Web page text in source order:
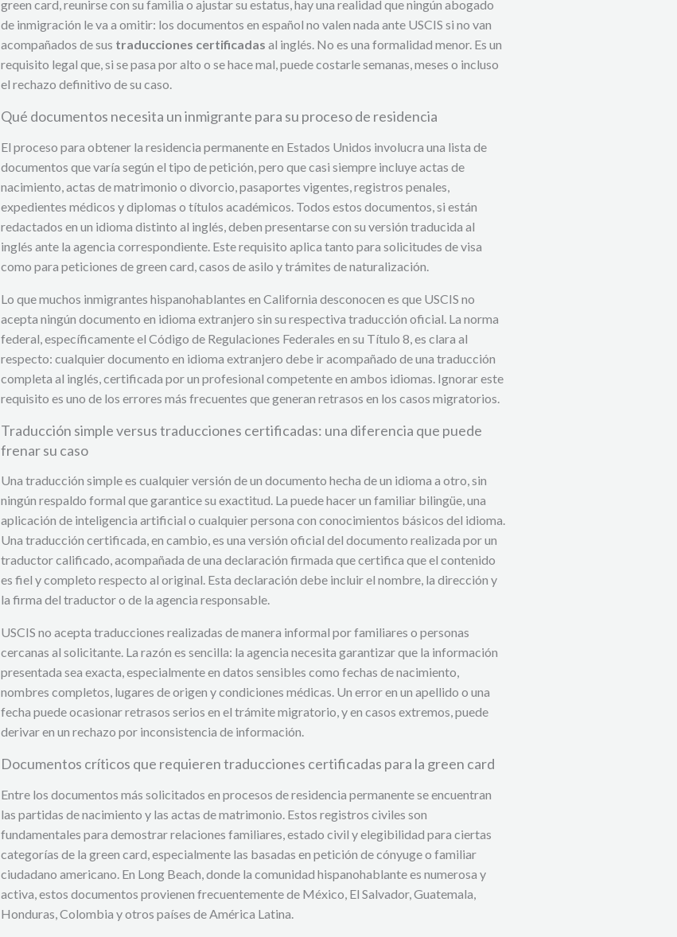
green card, reunirse con su familia o ajustar su estatus, hay una realidad que ningún abogado
de inmigración le va a omitir: los documentos en español no valen nada ante USCIS si no van
acompañados de sus traducciones certificadas al inglés. No es una formalidad menor. Es un
requisito legal que, si se pasa por alto o se hace mal, puede costarle semanas, meses o incluso
el rechazo definitivo de su caso.
Qué documentos necesita un inmigrante para su proceso de residencia
El proceso para obtener la residencia permanente en Estados Unidos involucra una lista de
documentos que varía según el tipo de petición, pero que casi siempre incluye actas de
nacimiento, actas de matrimonio o divorcio, pasaportes vigentes, registros penales,
expedientes médicos y diplomas o títulos académicos. Todos estos documentos, si están
redactados en un idioma distinto al inglés, deben presentarse con su versión traducida al
inglés ante la agencia correspondiente. Este requisito aplica tanto para solicitudes de visa
como para peticiones de green card, casos de asilo y trámites de naturalización.
Lo que muchos inmigrantes hispanohablantes en California desconocen es que USCIS no
acepta ningún documento en idioma extranjero sin su respectiva traducción oficial. La norma
federal, específicamente el Código de Regulaciones Federales en su Título 8, es clara al
respecto: cualquier documento en idioma extranjero debe ir acompañado de una traducción
completa al inglés, certificada por un profesional competente en ambos idiomas. Ignorar este
requisito es uno de los errores más frecuentes que generan retrasos en los casos migratorios.
Traducción simple versus traducciones certificadas: una diferencia que puede
frenar su caso
Una traducción simple es cualquier versión de un documento hecha de un idioma a otro, sin
ningún respaldo formal que garantice su exactitud. La puede hacer un familiar bilingüe, una
aplicación de inteligencia artificial o cualquier persona con conocimientos básicos del idioma.
Una traducción certificada, en cambio, es una versión oficial del documento realizada por un
traductor calificado, acompañada de una declaración firmada que certifica que el contenido
es fiel y completo respecto al original. Esta declaración debe incluir el nombre, la dirección y
la firma del traductor o de la agencia responsable.
USCIS no acepta traducciones realizadas de manera informal por familiares o personas
cercanas al solicitante. La razón es sencilla: la agencia necesita garantizar que la información
presentada sea exacta, especialmente en datos sensibles como fechas de nacimiento,
nombres completos, lugares de origen y condiciones médicas. Un error en un apellido o una
fecha puede ocasionar retrasos serios en el trámite migratorio, y en casos extremos, puede
derivar en un rechazo por inconsistencia de información.
Documentos críticos que requieren traducciones certificadas para la green card
Entre los documentos más solicitados en procesos de residencia permanente se encuentran
las partidas de nacimiento y las actas de matrimonio. Estos registros civiles son
fundamentales para demostrar relaciones familiares, estado civil y elegibilidad para ciertas
categorías de la green card, especialmente las basadas en petición de cónyuge o familiar
ciudadano americano. En Long Beach, donde la comunidad hispanohablante es numerosa y
activa, estos documentos provienen frecuentemente de México, El Salvador, Guatemala,
Honduras, Colombia y otros países de América Latina.